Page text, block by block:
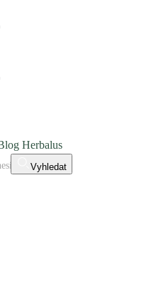
Herbalus
Vyhledat